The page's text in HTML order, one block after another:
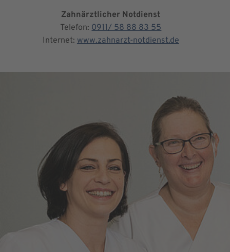
Zahnärztlicher Notdienst
Telefon: 0911/ 58 88 83 55
Internet: www.zahnarzt-notdienst.de